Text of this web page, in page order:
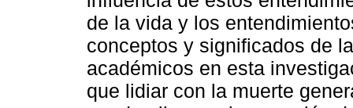
de la vida y los
conceptos y significados de
académicos en esta
que lidiar con la muerte